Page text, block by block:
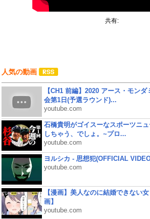
共有:
人気の動画
【CH1 前編】2020 アース・モン
会第1日(予選ラウンド)...
youtube.com
石橋貴明がゴイスーなスポーツニ
しちゃう、でしょ。~プロ...
youtube.com
ヨルシカ - 思想犯(OFFICIAL
youtube.com
【漫画】美人なのに結婚できない
画】
youtube.com